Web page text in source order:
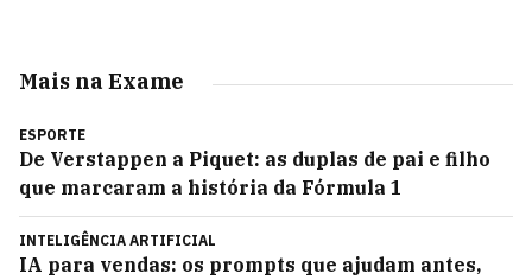
Mais na Exame
ESPORTE
De Verstappen a Piquet: as duplas de pai e filho
que marcaram a história da Fórmula 1
INTELIGÊNCIA ARTIFICIAL
IA para vendas: os prompts que ajudam antes,